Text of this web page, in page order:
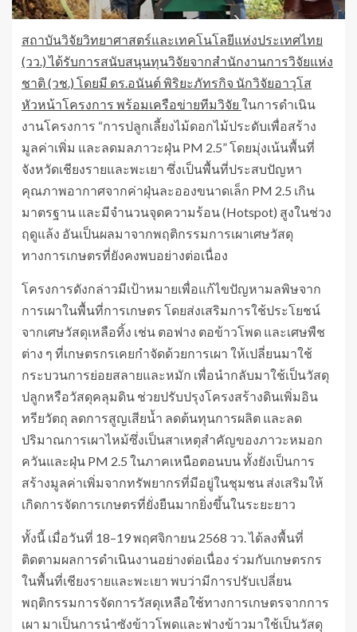
สถาบันวิจัยวิทยาศาสตร์และเทคโนโลยีแห่งประเทศไทย
(วว.) ได้รับการสนับสนุนทุนวิจัยจากสำนักงานการวิจัยแห่ง
ชาติ (วช.) โดยมี ดร.อนันต์ พิริยะภัทรกิจ นักวิจัยอาวุโส
หัวหน้าโครงการ พร้อมเครือข่ายทีมวิจัย ในการดำเนิน
งานโครงการ “การปลูกเลี้ยงไม้ดอกไม้ประดับเพื่อสร้าง
มูลค่าเพิ่ม และลดมลภาวะฝุ่น PM 2.5” โดยมุ่งเน้นพื้นที่
จังหวัดเชียงรายและพะเยา ซึ่งเป็นพื้นที่ประสบปัญหา
คุณภาพอากาศจากค่าฝุ่นละอองขนาดเล็ก PM 2.5 เกิน
มาตรฐาน และมีจำนวนจุดความร้อน (Hotspot) สูงในช่วง
ฤดูแล้ง อันเป็นผลมาจากพฤติกรรมการเผาเศษวัสดุ
ทางการเกษตรที่ยังคงพบอย่างต่อเนื่อง
โครงการดังกล่าวมีเป้าหมายเพื่อแก้ไขปัญหามลพิษจาก
การเผาในพื้นที่การเกษตร โดยส่งเสริมการใช้ประโยชน์
จากเศษวัสดุเหลือทิ้ง เช่น ตอฟาง ตอข้าวโพด และเศษพืช
ต่าง ๆ ที่เกษตรกรเคยกำจัดด้วยการเผา ให้เปลี่ยนมาใช้
กระบวนการย่อยสลายและหมัก เพื่อนำกลับมาใช้เป็นวัสดุ
ปลูกหรือวัสดุคลุมดิน ช่วยปรับปรุงโครงสร้างดินเพิ่มอิน
ทรียวัตถุ ลดการสูญเสียน้ำ ลดต้นทุนการผลิต และลด
ปริมาณการเผาไหม้ซึ่งเป็นสาเหตุสำคัญของภาวะหมอก
ควันและฝุ่น PM 2.5 ในภาคเหนือตอนบน ทั้งยังเป็นการ
สร้างมูลค่าเพิ่มจากทรัพยากรที่มีอยู่ในชุมชน ส่งเสริมให้
เกิดการจัดการเกษตรที่ยั่งยืนมากยิ่งขึ้นในระยะยาว
ทั้งนี้ เมื่อวันที่ 18–19 พฤศจิกายน 2568 วว. ได้ลงพื้นที่
ติดตามผลการดำเนินงานอย่างต่อเนื่อง ร่วมกับเกษตรกร
ในพื้นที่เชียงรายและพะเยา พบว่ามีการปรับเปลี่ยน
พฤติกรรมการจัดการวัสดุเหลือใช้ทางการเกษตรจากการ
เผา มาเป็นการนำซังข้าวโพดและฟางข้าวมาใช้เป็นวัสดุ